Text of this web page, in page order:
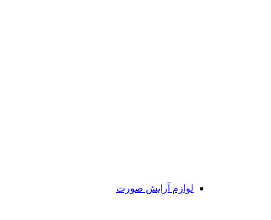
لوازم آرایش صورت